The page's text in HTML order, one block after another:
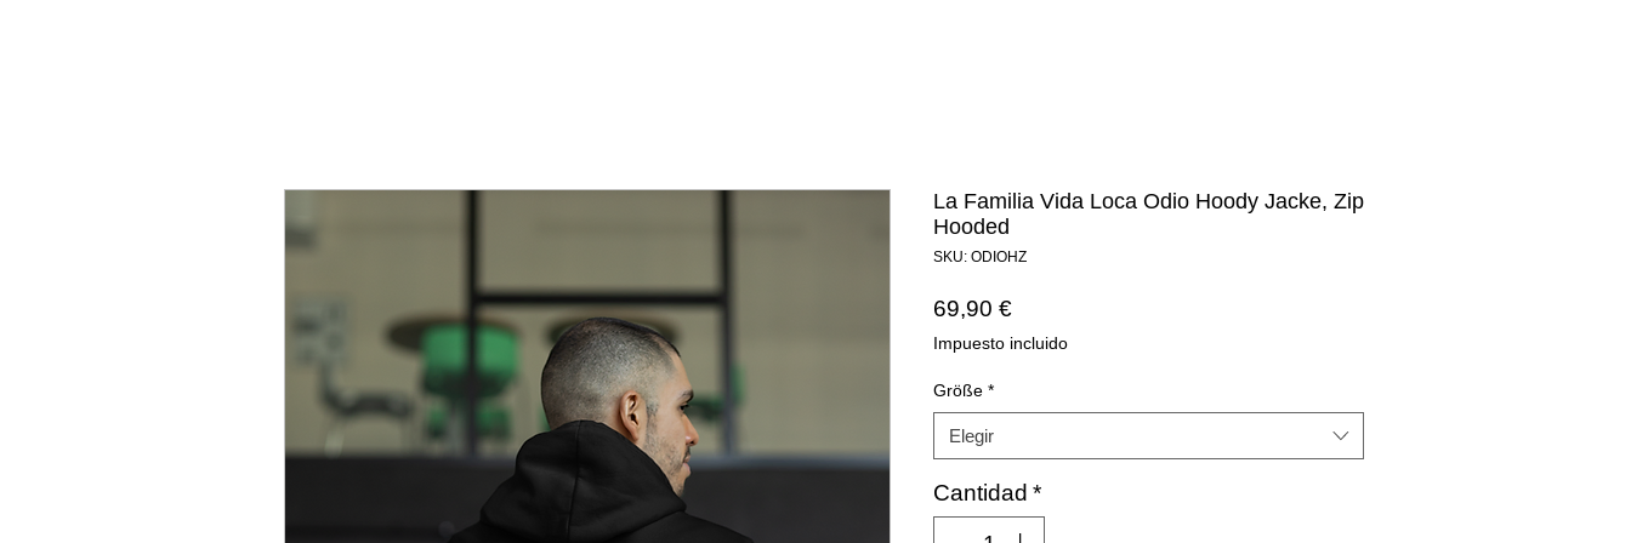
La Familia Vida Loca Odio Hoody Jacke, Zip
Hooded
SKU: ODIOHZ
69,90 €Precio
Impuesto incluido
Größe *
Elegir
Cantidad *